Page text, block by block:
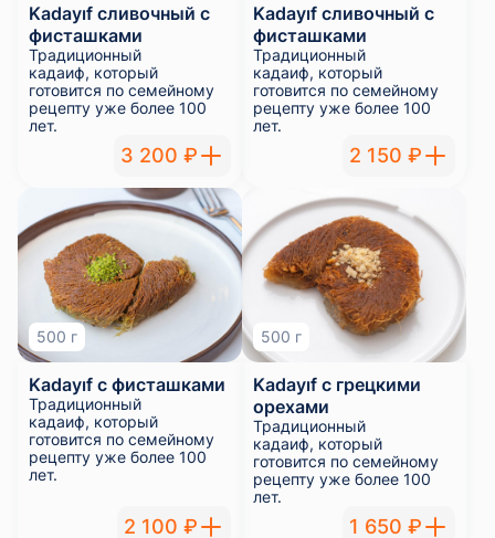
Kadayıf сливочный с
фисташками
Традиционный
кадаиф, который
готовится по семейному
рецепту уже более 100
лет.
3 200 ₽
Kadayıf сливочный с
фисташками
Традиционный
кадаиф, который
готовится по семейному
рецепту уже более 100
лет.
2 150 ₽
500 г
Kadayıf с фисташками
Традиционный
кадаиф, который
готовится по семейному
рецепту уже более 100
лет.
2 100 ₽
500 г
Kadayıf с грецкими
орехами
Традиционный
кадаиф, который
готовится по семейному
рецепту уже более 100
лет.
1 650 ₽